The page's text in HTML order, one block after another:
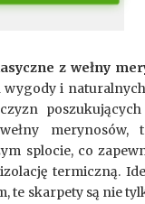
z wełny
i
merynosów,
splocie, co
termiczną.
te skarpety są nie